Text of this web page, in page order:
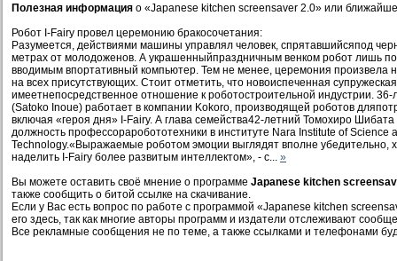
Полезная информация о «Japanese kitchen screensaver 2.0» или
Робот I-Fairy провел церемонию бракосочетания:
Разумеется, действиями машины управлял человек, спрятавшийсяпод
метрах от молодоженов. А украшенныйпраздничным венком робот лишь
вводимым впортативный компьютер. Тем не менее, церемония произвела
на всех присутствующих. Стоит отметить, что новоиспеченная
имеетнепосредственное отношение к роботостроительной индустрии.
(Satoko Inoue) работает в компании Kokoro, производящей роботов
включая «героя дня» I-Fairy. А глава семейства42-летний Томохиро
должность профессораробототехники в институте Nara Institute of Science
Technology.«Выражаемые роботом эмоции выглядят вполне убедительно,
наделить I-Fairy более развитым интеллектом», - с... »
Вы можете оставить своё мнение о программе Japanese kitchen
также сообщить о битой ссылке на скачивание.
Если у Вас есть вопрос по работе с программой «Japanese kitchen
его здесь, так как многие авторы программ и издатели отслеживают
Все рекламные сообщения не по теме, а также ссылками и телефонами